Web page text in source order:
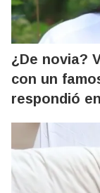
¿De novia?
con un
respondió